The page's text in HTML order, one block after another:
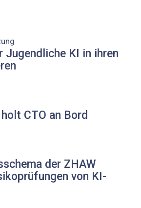
Jugendliche KI in ihren
CTO an Bord
der ZHAW
von KI-